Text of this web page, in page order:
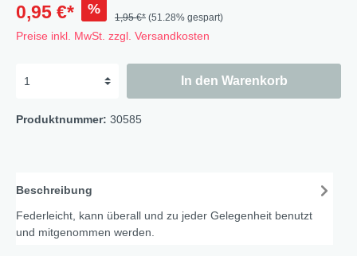
0,95 €* %
1,95 €* (51.28% gespart)
Preise inkl. MwSt. zzgl. Versandkosten
In den Warenkorb
Produktnummer: 30585
Beschreibung
Federleicht, kann überall und zu jeder Gelegenheit benutzt
und mitgenommen werden.